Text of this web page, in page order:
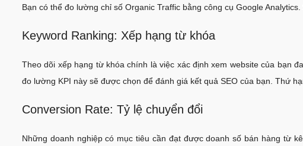
Bạn có thể đo lường chỉ số Organic Traffic bằng công cụ Google
Keyword Ranking: Xếp hạng từ khóa
Theo dõi xếp hạng từ khóa chính là việc xác định xem website của bạn
đo lường KPI này sẽ được chọn để đánh giá kết quả SEO của bạn. Thứ
Conversion Rate: Tỷ lệ chuyển đổi
Những doanh nghiệp có mục tiêu cần đạt được doanh số bán hàng từ